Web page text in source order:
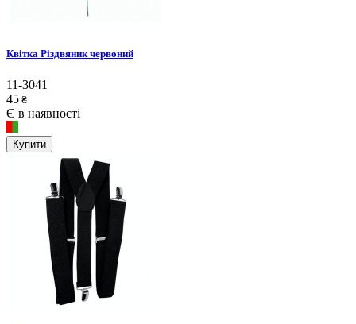
Квітка Різдвяник червоний
11-3041
45 ₴
Є в наявності
Купити